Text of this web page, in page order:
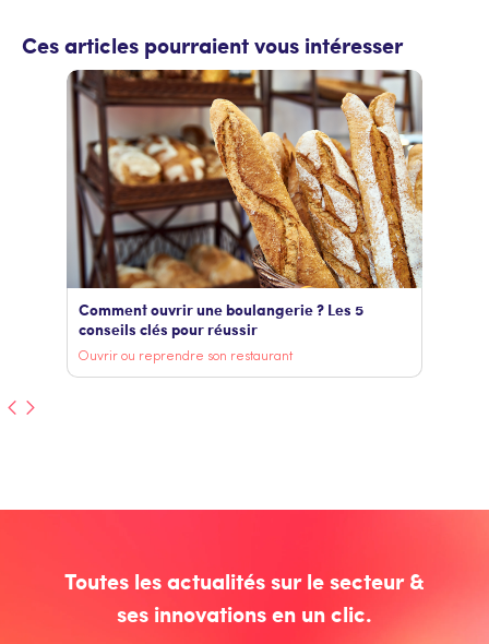
Ces articles pourraient vous intéresser
Comment ouvrir une boulangerie ? Les 5
conseils clés pour réussir
Ouvrir ou reprendre son restaurant
Toutes les actualités sur le secteur &
ses innovations en un clic.